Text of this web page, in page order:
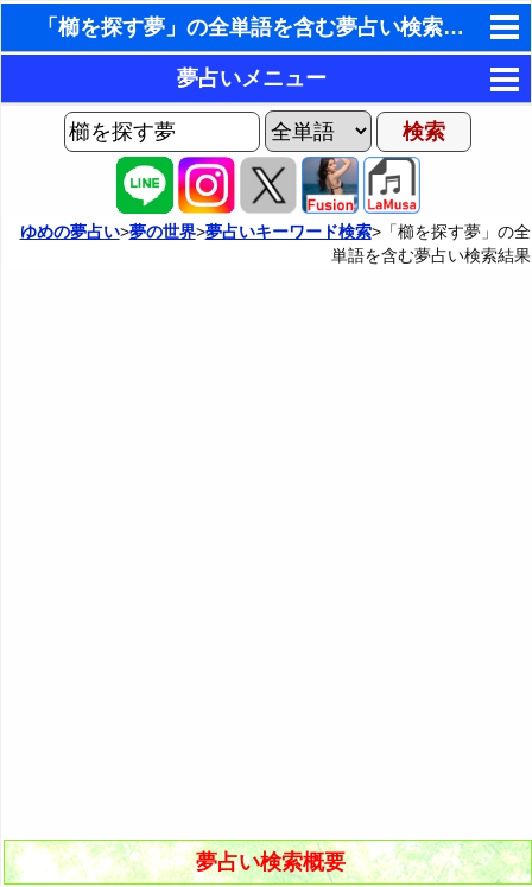
「櫛を探す夢」の全単語を含む夢占い検索結果
東洋・西洋占星術
ホラリー占星術
手相占いで未来診断
タロットカードで無料占い
命名の姓名判断
夢占いメニュー
AIゆめの夢占いチャット
ヨセフの夢占い
夢占い掲示板
ゆめの夢占い>夢の世界>夢占いキーワード検索>「櫛を探す夢」の全
単語を含む夢占い検索結果
夢占い検索概要